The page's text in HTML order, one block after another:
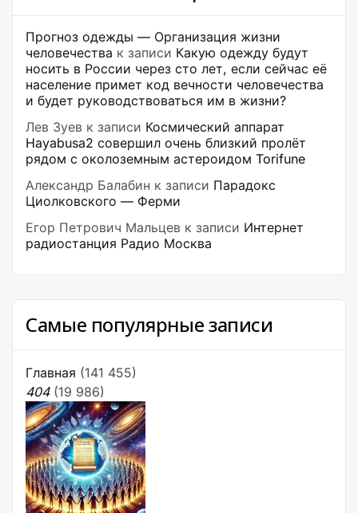
Прогноз одежды — Организация жизни
человечества к записи Какую одежду будут
носить в России через сто лет, если сейчас её
население примет код вечности человечества
и будет руководствоваться им в жизни?
Лев Зуев к записи Космический аппарат
Hayabusa2 совершил очень близкий пролёт
рядом с околоземным астероидом Torifune
Александр Балабин к записи Парадокс
Циолковского — Ферми
Егор Петрович Мальцев к записи Интернет
радиостанция Радио Москва
Самые популярные записи
Главная (141 455)
404 (19 986)